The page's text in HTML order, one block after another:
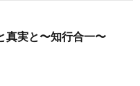
実と〜知行合一〜